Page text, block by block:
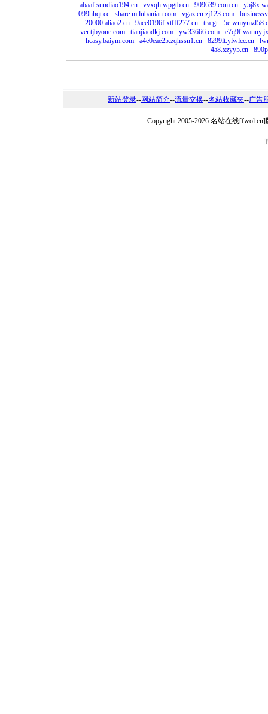
abaaf.sundiao194.cn vvxqh.wpgtb.cn 909639.com.cn
099hhqt.cc
share.m.lubanian.com vgaz.cn.zj123.com
20000.aliao2.cn
9ace0196f.xtfff277.cn tra.gr
ver.tjbyone.com
tianjiaodkj.com yw33666.com
hcasy.baiym.com
a4e0eae25.zqhssn1.cn 8299lt.ylwlcc.cn
4a8.xzyy5.cn
新站登录--网站简介--流量交换--名站收藏夹--广告
Copyright 2005-2026 名站在线